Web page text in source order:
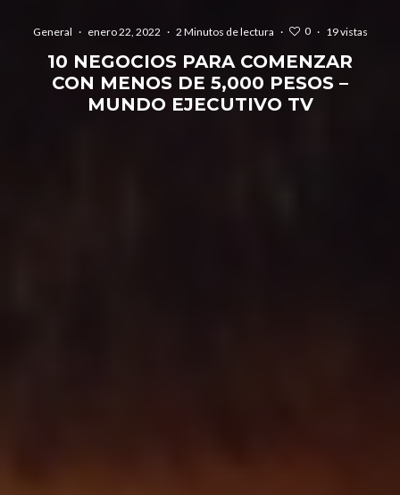
General · enero 22, 2022 · 2 Minutos de lectura · 0 · 19 vistas
10 NEGOCIOS PARA COMENZAR
CON MENOS DE 5,000 PESOS –
MUNDO EJECUTIVO TV